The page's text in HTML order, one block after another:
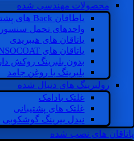
محصولات مهندسی شده
یاطاقان Back های پشتی
واحدهای تحمل سنسور
یاتاقان های هیبریدی
یاتاقان های INSOCOAT
بدون بلبرینگ روکش دار
بلبرینگ با روغن جامد
رولبرینگ های دنبال شده
غلتک بادامک
غلتک های پشتیبانی
نیدل بیرینگ گوشکوبی
یاتاقان های نصب شده